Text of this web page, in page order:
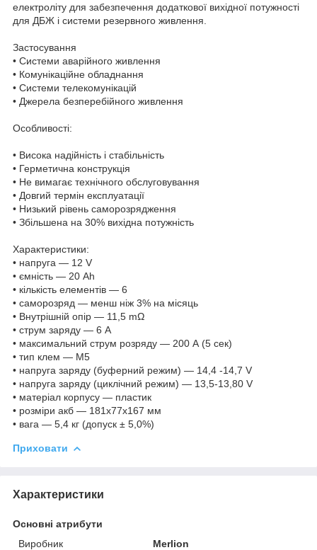
електроліту для забезпечення додаткової вихідної потужності
для ДБЖ і системи резервного живлення.
Застосування
• Системи аварійного живлення
• Комунікаційне обладнання
• Системи телекомунікацій
• Джерела безперебійного живлення
Особливості:
• Висока надійність і стабільність
• Герметична конструкція
• Не вимагає технічного обслуговування
• Довгий термін експлуатації
• Низький рівень саморозрядження
• Збільшена на 30% вихідна потужність
Характеристики:
• напруга — 12 V
• ємність — 20 Ah
• кількість елементів — 6
• саморозряд — менш ніж 3% на місяць
• Внутрішній опір — 11,5 mΩ
• струм заряду — 6 А
• максимальний струм розряду — 200 А (5 сек)
• тип клем — M5
• напруга заряду (буферний режим) — 14,4 -14,7 V
• напруга заряду (циклічний режим) — 13,5-13,80 V
• матеріал корпусу — пластик
• розміри акб — 181x77x167 мм
• вага — 5,4 кг (допуск ± 5,0%)
Приховати
Характеристики
Основні атрибути
Виробник
Merlion